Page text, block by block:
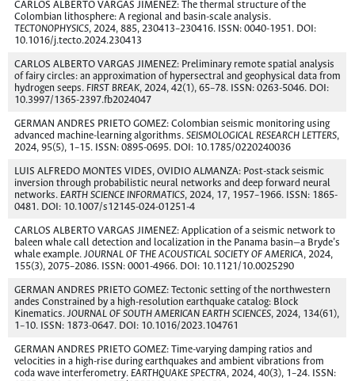
CARLOS ALBERTO VARGAS JIMENEZ: The thermal structure of the
Colombian lithosphere: A regional and basin-scale analysis.
TECTONOPHYSICS, 2024, 885, 230413–230416. ISSN: 0040-1951. DOI:
10.1016/j.tecto.2024.230413
CARLOS ALBERTO VARGAS JIMENEZ: Preliminary remote spatial analysis
of fairy circles: an approximation of hypersectral and geophysical data from
hydrogen seeps. FIRST BREAK, 2024, 42(1), 65–78. ISSN: 0263-5046. DOI:
10.3997/1365-2397.fb2024047
GERMAN ANDRES PRIETO GOMEZ: Colombian seismic monitoring using
advanced machine-learning algorithms. SEISMOLOGICAL RESEARCH LETTERS,
2024, 95(5), 1–15. ISSN: 0895-0695. DOI: 10.1785/0220240036
LUIS ALFREDO MONTES VIDES, OVIDIO ALMANZA: Post-stack seismic
inversion through probabilistic neural networks and deep forward neural
networks. EARTH SCIENCE INFORMATICS, 2024, 17, 1957–1966. ISSN: 1865-
0481. DOI: 10.1007/s12145-024-01251-4
CARLOS ALBERTO VARGAS JIMENEZ: Application of a seismic network to
baleen whale call detection and localization in the Panama basin—a Bryde’s
whale example.JOURNAL OF THE ACOUSTICAL SOCIETY OF AMERICA, 2024,
155(3), 2075–2086. ISSN: 0001-4966. DOI: 10.1121/10.0025290
GERMAN ANDRES PRIETO GOMEZ: Tectonic setting of the northwestern
andes Constrained by a high-resolution earthquake catalog: Block
Kinematics.JOURNAL OF SOUTH AMERICAN EARTH SCIENCES, 2024, 134(61),
1–10. ISSN: 1873-0647. DOI: 10.1016/2023.104761
GERMAN ANDRES PRIETO GOMEZ: Time-varying damping ratios and
velocities in a high-rise during earthquakes and ambient vibrations from
coda wave interferometry. EARTHQUAKE SPECTRA, 2024, 40(3), 1–24. ISSN: